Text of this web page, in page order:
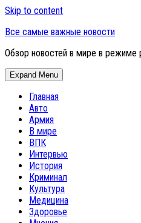
Skip to content
Все самые важные новости
Обзор новостей в мире в режиме
Expand Menu
Главная
Авто
Армия
В мире
ВПК
Интервью
История
Криминал
Культура
Медицина
Здоровье